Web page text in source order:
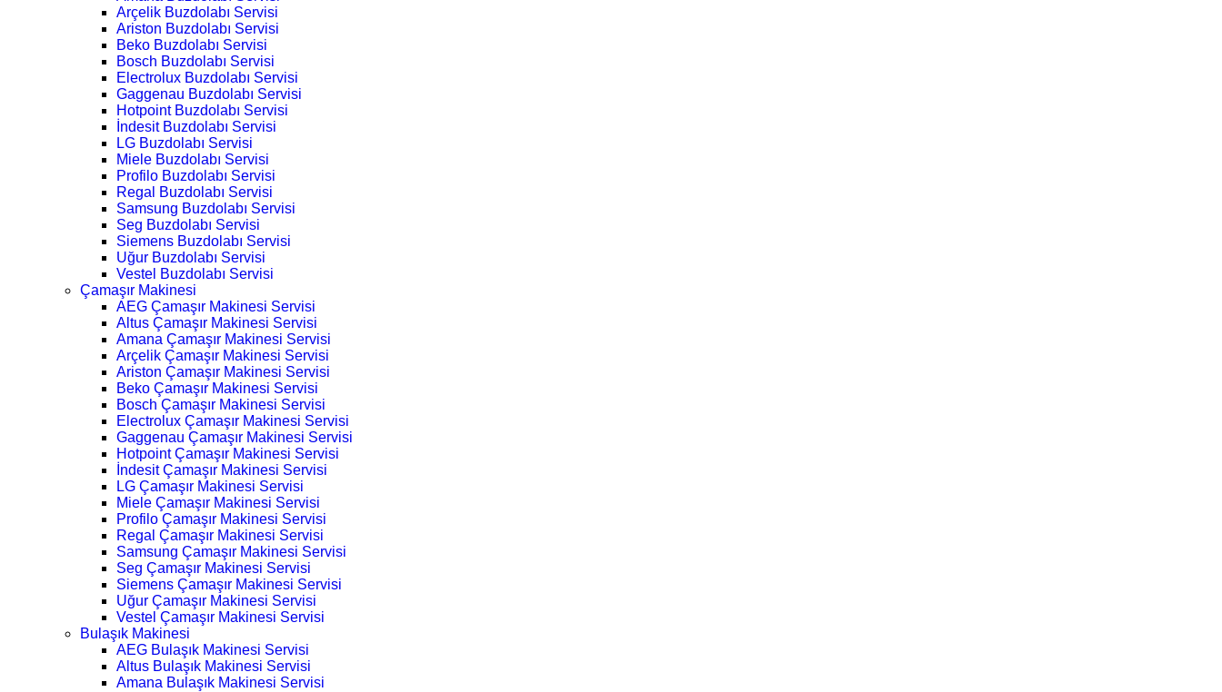
Arçelik Buzdolabı Servisi
Ariston Buzdolabı Servisi
Beko Buzdolabı Servisi
Bosch Buzdolabı Servisi
Electrolux Buzdolabı Servisi
Gaggenau Buzdolabı Servisi
Hotpoint Buzdolabı Servisi
İndesit Buzdolabı Servisi
LG Buzdolabı Servisi
Miele Buzdolabı Servisi
Profilo Buzdolabı Servisi
Regal Buzdolabı Servisi
Samsung Buzdolabı Servisi
Seg Buzdolabı Servisi
Siemens Buzdolabı Servisi
Uğur Buzdolabı Servisi
Vestel Buzdolabı Servisi
Çamaşır Makinesi
AEG Çamaşır Makinesi Servisi
Altus Çamaşır Makinesi Servisi
Amana Çamaşır Makinesi Servisi
Arçelik Çamaşır Makinesi Servisi
Ariston Çamaşır Makinesi Servisi
Beko Çamaşır Makinesi Servisi
Bosch Çamaşır Makinesi Servisi
Electrolux Çamaşır Makinesi Servisi
Gaggenau Çamaşır Makinesi Servisi
Hotpoint Çamaşır Makinesi Servisi
İndesit Çamaşır Makinesi Servisi
LG Çamaşır Makinesi Servisi
Miele Çamaşır Makinesi Servisi
Profilo Çamaşır Makinesi Servisi
Regal Çamaşır Makinesi Servisi
Samsung Çamaşır Makinesi Servisi
Seg Çamaşır Makinesi Servisi
Siemens Çamaşır Makinesi Servisi
Uğur Çamaşır Makinesi Servisi
Vestel Çamaşır Makinesi Servisi
Bulaşık Makinesi
AEG Bulaşık Makinesi Servisi
Altus Bulaşık Makinesi Servisi
Amana Bulaşık Makinesi Servisi